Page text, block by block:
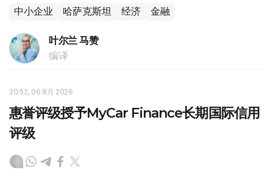
中小企业 哈萨克斯坦 经济 金融
叶尔兰 马赞
编译
20:52, 06 8月 2026
惠誉评级授予MyCar Finance长期国际信用
评级